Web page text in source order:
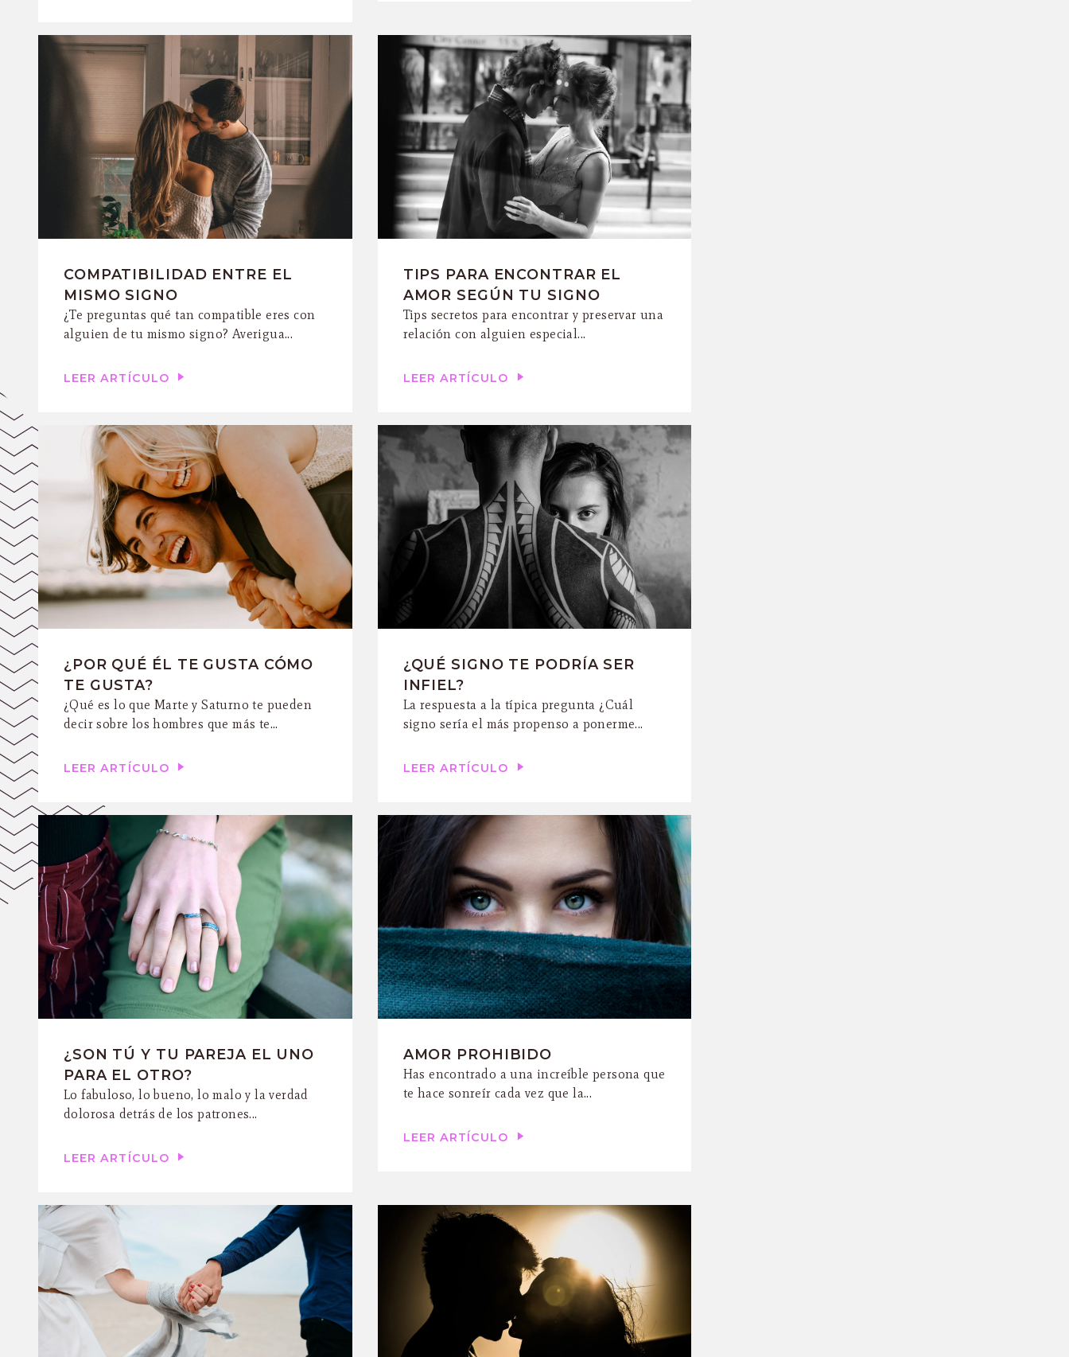
COMPATIBILIDAD ENTRE EL
MISMO SIGNO
¿Te preguntas qué tan compatible eres con
alguien de tu mismo signo? Averigua...
LEER ARTÍCULO
TIPS PARA ENCONTRAR EL
AMOR SEGÚN TU SIGNO
Tips secretos para encontrar y preservar una
relación con alguien especial...
LEER ARTÍCULO
¿POR QUÉ ÉL TE GUSTA CÓMO
TE GUSTA?
¿Qué es lo que Marte y Saturno te pueden
decir sobre los hombres que más te...
LEER ARTÍCULO
¿QUÉ SIGNO TE PODRÍA SER
INFIEL?
La respuesta a la típica pregunta ¿Cuál
signo sería el más propenso a ponerme...
LEER ARTÍCULO
¿SON TÚ Y TU PAREJA EL UNO
PARA EL OTRO?
Lo fabuloso, lo bueno, lo malo y la verdad
dolorosa detrás de los patrones...
LEER ARTÍCULO
AMOR PROHIBIDO
Has encontrado a una increíble persona que
te hace sonreír cada vez que la...
LEER ARTÍCULO